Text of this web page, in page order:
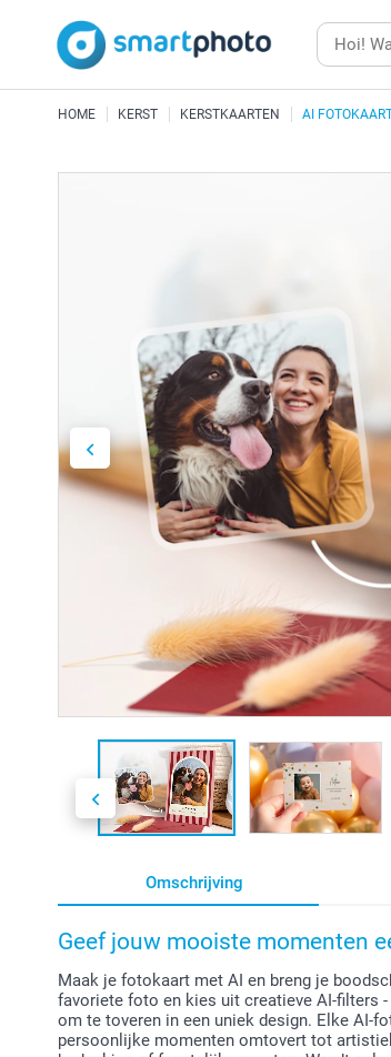
HOME KERST KERSTKAARTEN AI
Omschrijving
Geef jouw mooiste momenten
Maak je fotokaart met AI en breng je
favoriete foto en kies uit creatieve AI-filters
om te toveren in een uniek design. Elke AI-
persoonlijke momenten omtovert tot